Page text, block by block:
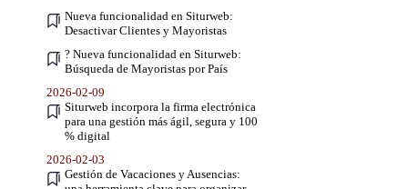
Nueva funcionalidad en Siturweb:
Desactivar Clientes y Mayoristas
? Nueva funcionalidad en Siturweb:
Búsqueda de Mayoristas por País
2026-02-09
Siturweb incorpora la firma electrónica
para una gestión más ágil, segura y 100
% digital
2026-02-03
Gestión de Vacaciones y Ausencias: